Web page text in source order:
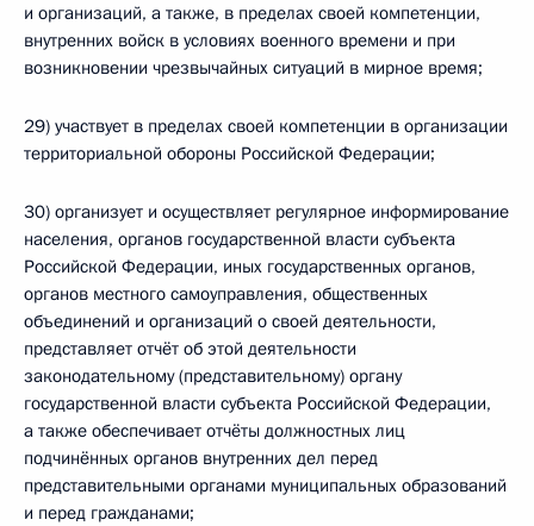
и организаций, а также, в пределах своей компетенции,
внутренних войск в условиях военного времени и при
возникновении чрезвычайных ситуаций в мирное время;
29) участвует в пределах своей компетенции в организации
территориальной обороны Российской Федерации;
30) организует и осуществляет регулярное информирование
населения, органов государственной власти субъекта
Российской Федерации, иных государственных органов,
органов местного самоуправления, общественных
объединений и организаций о своей деятельности,
представляет отчёт об этой деятельности
законодательному (представительному) органу
государственной власти субъекта Российской Федерации,
а также обеспечивает отчёты должностных лиц
подчинённых органов внутренних дел перед
представительными органами муниципальных образований
и перед гражданами;